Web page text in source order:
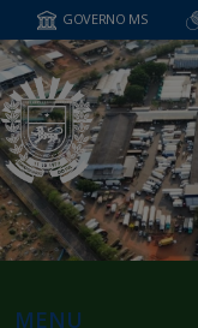
GOVERNO MS
MENU